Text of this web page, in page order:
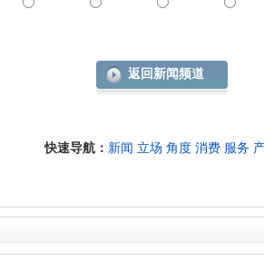
返回新闻频道
快速导航： 新闻 立场 角度 消费 服务